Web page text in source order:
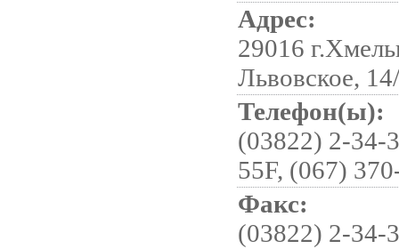
Адрес:
29016
Львовское,
Телефон(ы):
(03822) 2-34-
55F, (067)
Факс:
(03822) 2-34-